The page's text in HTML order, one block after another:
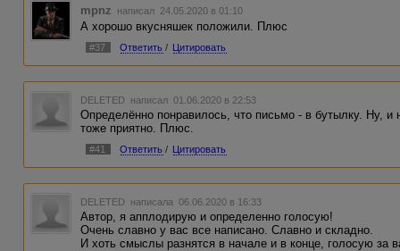
mpnz написал 24.05.2020 в 01:10
А хорошо вкусняшек положили. Плюс
#37 Ответить / Цитировать
DELETED написал 01.06.2020 в 22:53
Определённо понравилось, что письмо - в бутылку. Ну, и
тоже приятно. Плюс.
#41 Ответить / Цитировать
DELETED написала 06.06.2020 в 16:33
Автор, я апплодирую и определенно голосую!
Очень славно у вас все написано. Славно и складно.
И хоть смыслы разнятся в начале и в конце, голосую за